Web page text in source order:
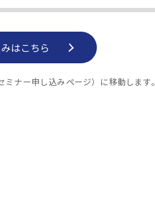
はこちら
ミナー申し込みページ）に移動します。